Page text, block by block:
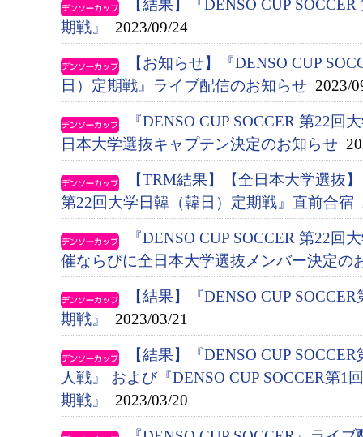
【結果】『DENSO CUP
期戦』
2023/09/24
【お知らせ】『DENSO CUP
日）定期戦』ライブ配信のお知らせ 2023/
『DENSO CUP SOCCER 第22回
日本大学選抜キャプテン決定のお知らせ
【TRM結果】【全日本大学選抜
第22回大学日韓（韓日）定期戦』直前合宿
『DENSO CUP SOCCER 第22回
催ならびに全日本大学選抜メンバー決定の
【結果】『DENSO CUP
期戦』
2023/03/21
【結果】『DENSO CUP
人戦』 および『DENSO CUP SOCCER第1
期戦』
2023/03/20